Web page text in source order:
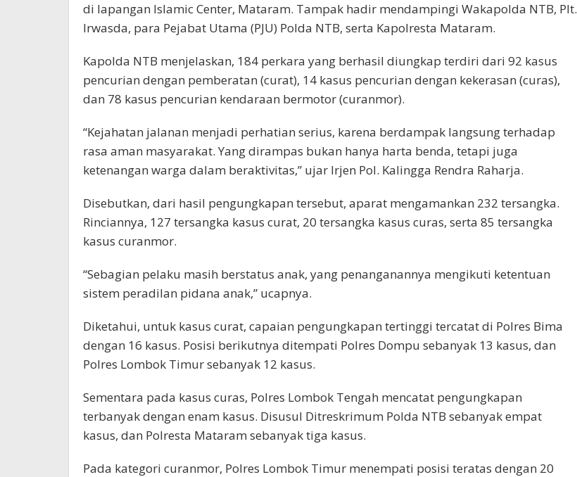
di lapangan Islamic Center, Mataram. Tampak hadir mendampingi Wakapolda NTB, Plt.
Irwasda, para Pejabat Utama (PJU) Polda NTB, serta Kapolresta Mataram.
Kapolda NTB menjelaskan, 184 perkara yang berhasil diungkap terdiri dari 92 kasus
pencurian dengan pemberatan (curat), 14 kasus pencurian dengan kekerasan (curas),
dan 78 kasus pencurian kendaraan bermotor (curanmor).
“Kejahatan jalanan menjadi perhatian serius, karena berdampak langsung terhadap
rasa aman masyarakat. Yang dirampas bukan hanya harta benda, tetapi juga
ketenangan warga dalam beraktivitas,” ujar Irjen Pol. Kalingga Rendra Raharja.
Disebutkan, dari hasil pengungkapan tersebut, aparat mengamankan 232 tersangka.
Rinciannya, 127 tersangka kasus curat, 20 tersangka kasus curas, serta 85 tersangka
kasus curanmor.
“Sebagian pelaku masih berstatus anak, yang penanganannya mengikuti ketentuan
sistem peradilan pidana anak,” ucapnya.
Diketahui, untuk kasus curat, capaian pengungkapan tertinggi tercatat di Polres Bima
dengan 16 kasus. Posisi berikutnya ditempati Polres Dompu sebanyak 13 kasus, dan
Polres Lombok Timur sebanyak 12 kasus.
Sementara pada kasus curas, Polres Lombok Tengah mencatat pengungkapan
terbanyak dengan enam kasus. Disusul Ditreskrimum Polda NTB sebanyak empat
kasus, dan Polresta Mataram sebanyak tiga kasus.
Pada kategori curanmor, Polres Lombok Timur menempati posisi teratas dengan 20